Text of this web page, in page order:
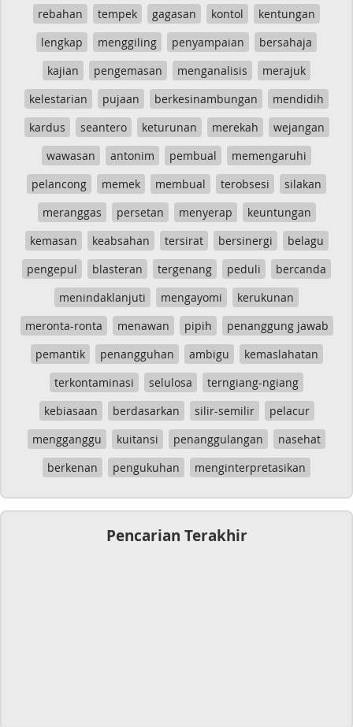
rebahan tempek gagasan kontol
kentungan
lengkap
menggiling penyampaian
bersahaja
kajian
pengemasan menganalisis
merajuk
kelestarian
pujaan berkesinambungan
mendidih
kardus
seantero keturunan merekah
wejangan
wawasan
antonim pembual
memengaruhi
pelancong
memek membual terobsesi
silakan
meranggas
persetan menyerap
keuntungan
kemasan
keabsahan tersirat bersinergi
belagu
pengepul
blasteran tergenang peduli
bercanda
menindaklanjuti
mengayomi
kerukunan
meronta-ronta
menawan pipih
penanggung jawab
pemantik
penangguhan ambigu
kemaslahatan
terkontaminasi
selulosa
terngiang-ngiang
kebiasaan
berdasarkan silir-semilir
pelacur
mengganggu
kuitansi penanggulangan
nasehat
berkenan
pengukuhan menginterpretasikan
Pencarian Terakhir